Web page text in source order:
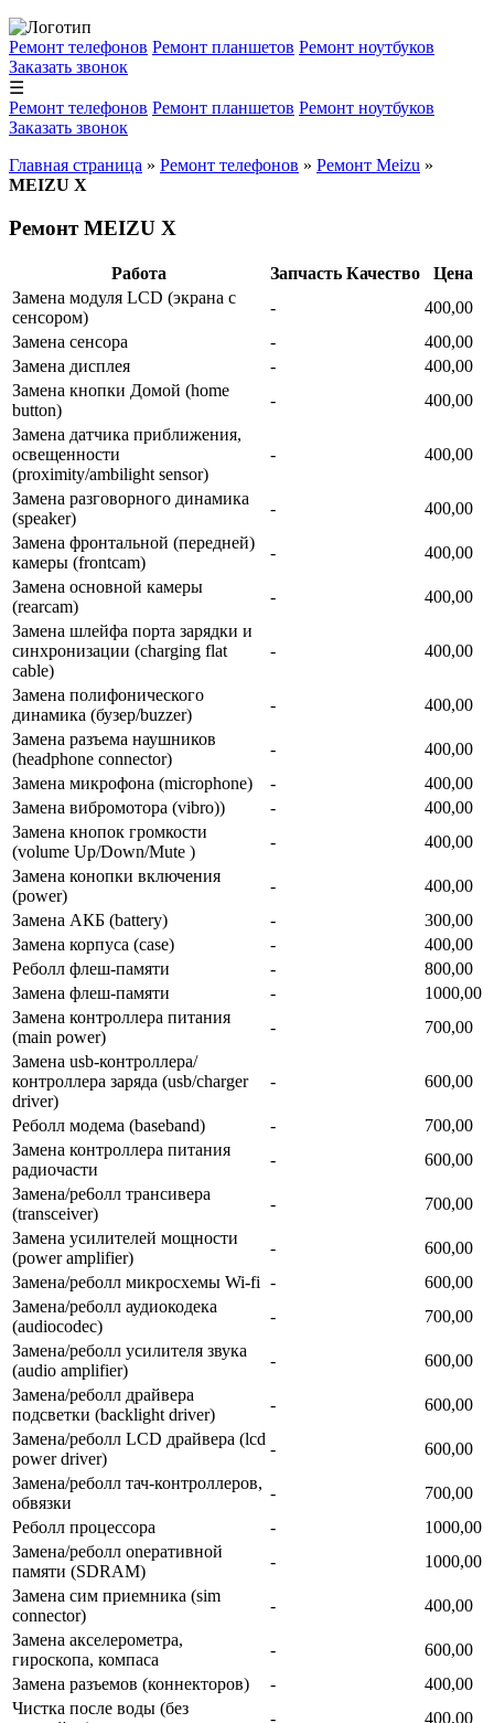
Ремонт телефонов Ремонт планшетов Ремонт ноутбуков
Заказать звонок
☰
Ремонт телефонов Ремонт планшетов Ремонт ноутбуков
Заказать звонок
Главная страница » Ремонт телефонов » Ремонт Meizu »
MEIZU X
Ремонт MEIZU X
Работа Запчасть Качество
Цена
Замена модуля LCD (экрана с
сенсором)
-
400,00
Замена сенсора
-
400,00
Замена дисплея
-
400,00
Замена кнопки Домой (home
button)
-
400,00
Замена датчика приближения,
освещенности
(proximity/ambilight sensor)
- 400,00
Замена разговорного динамика
(speaker)
-
400,00
Замена фронтальной (передней)
камеры (frontcam)
-
400,00
Замена основной камеры
(rearcam)
-
400,00
Замена шлейфа порта зарядки и
синхронизации (charging flat
cable)
- 400,00
Замена полифонического
динамика (бузер/buzzer)
-
400,00
Замена разъема наушников
(headphone connector)
-
400,00
Замена микрофона (microphone)
-
400,00
Замена вибромотора (vibro))
-
400,00
Замена кнопок громкости
(volume Up/Down/Mute )
-
400,00
Замена конопки включения
(power)
-
400,00
Замена АКБ (battery)
-
300,00
Замена корпуса (сase)
-
400,00
Реболл флеш-памяти
-
800,00
Замена флеш-памяти
-
1000,00
Замена контроллера питания
(main power)
-
700,00
Замена usb-контроллерa/
контроллера заряда (usb/charger
driver)
- 600,00
Реболл модема (baseband) -
700,00
Замена контроллера питания
радиочасти
-
600,00
Замена/ре6олл трансивера
(transceiver)
-
700,00
Замена усилителей мощности
(power amplifier)
-
600,00
Замена/реболл микросхемы Wi-fi -
600,00
Замена/реболл аудиокодека
(audiocodec)
-
700,00
Замена/реболл усилителя звука
(audio amplifier)
-
600,00
Замена/реболл драйвера
подсветки (backlight driver)
-
600,00
Замена/реболл LCD драйвера (lcd
power driver)
-
600,00
Замена/реболл тач-контроллеров,
обвязки
-
700,00
Реболл процессора
-
1000,00
Замена/реболл onepaтивной
памяти (SDRAM)
-
1000,00
Замена сим приемника (sim
connector)
-
400,00
Замена акселерометра,
гироскопа, компаса
-
600,00
Замена разъемов (коннекторов)
-
400,00
Чистка после воды (без
- 400,00